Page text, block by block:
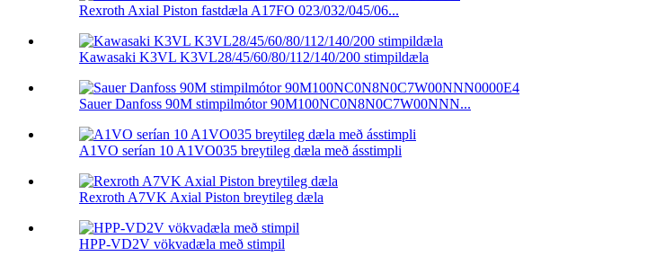
Rexroth Axial Piston fastdæla A17FO 023/032/045/06...
Kawasaki K3VL K3VL28/45/60/80/112/140/200 stimpildæla
Sauer Danfoss 90M stimpilmótor 90M100NC0N8N0C7W00NNN...
A1VO serían 10 A1VO035 breytileg dæla með ásstimpli
Rexroth A7VK Axial Piston breytileg dæla
HPP-VD2V vökvadæla með stimpil